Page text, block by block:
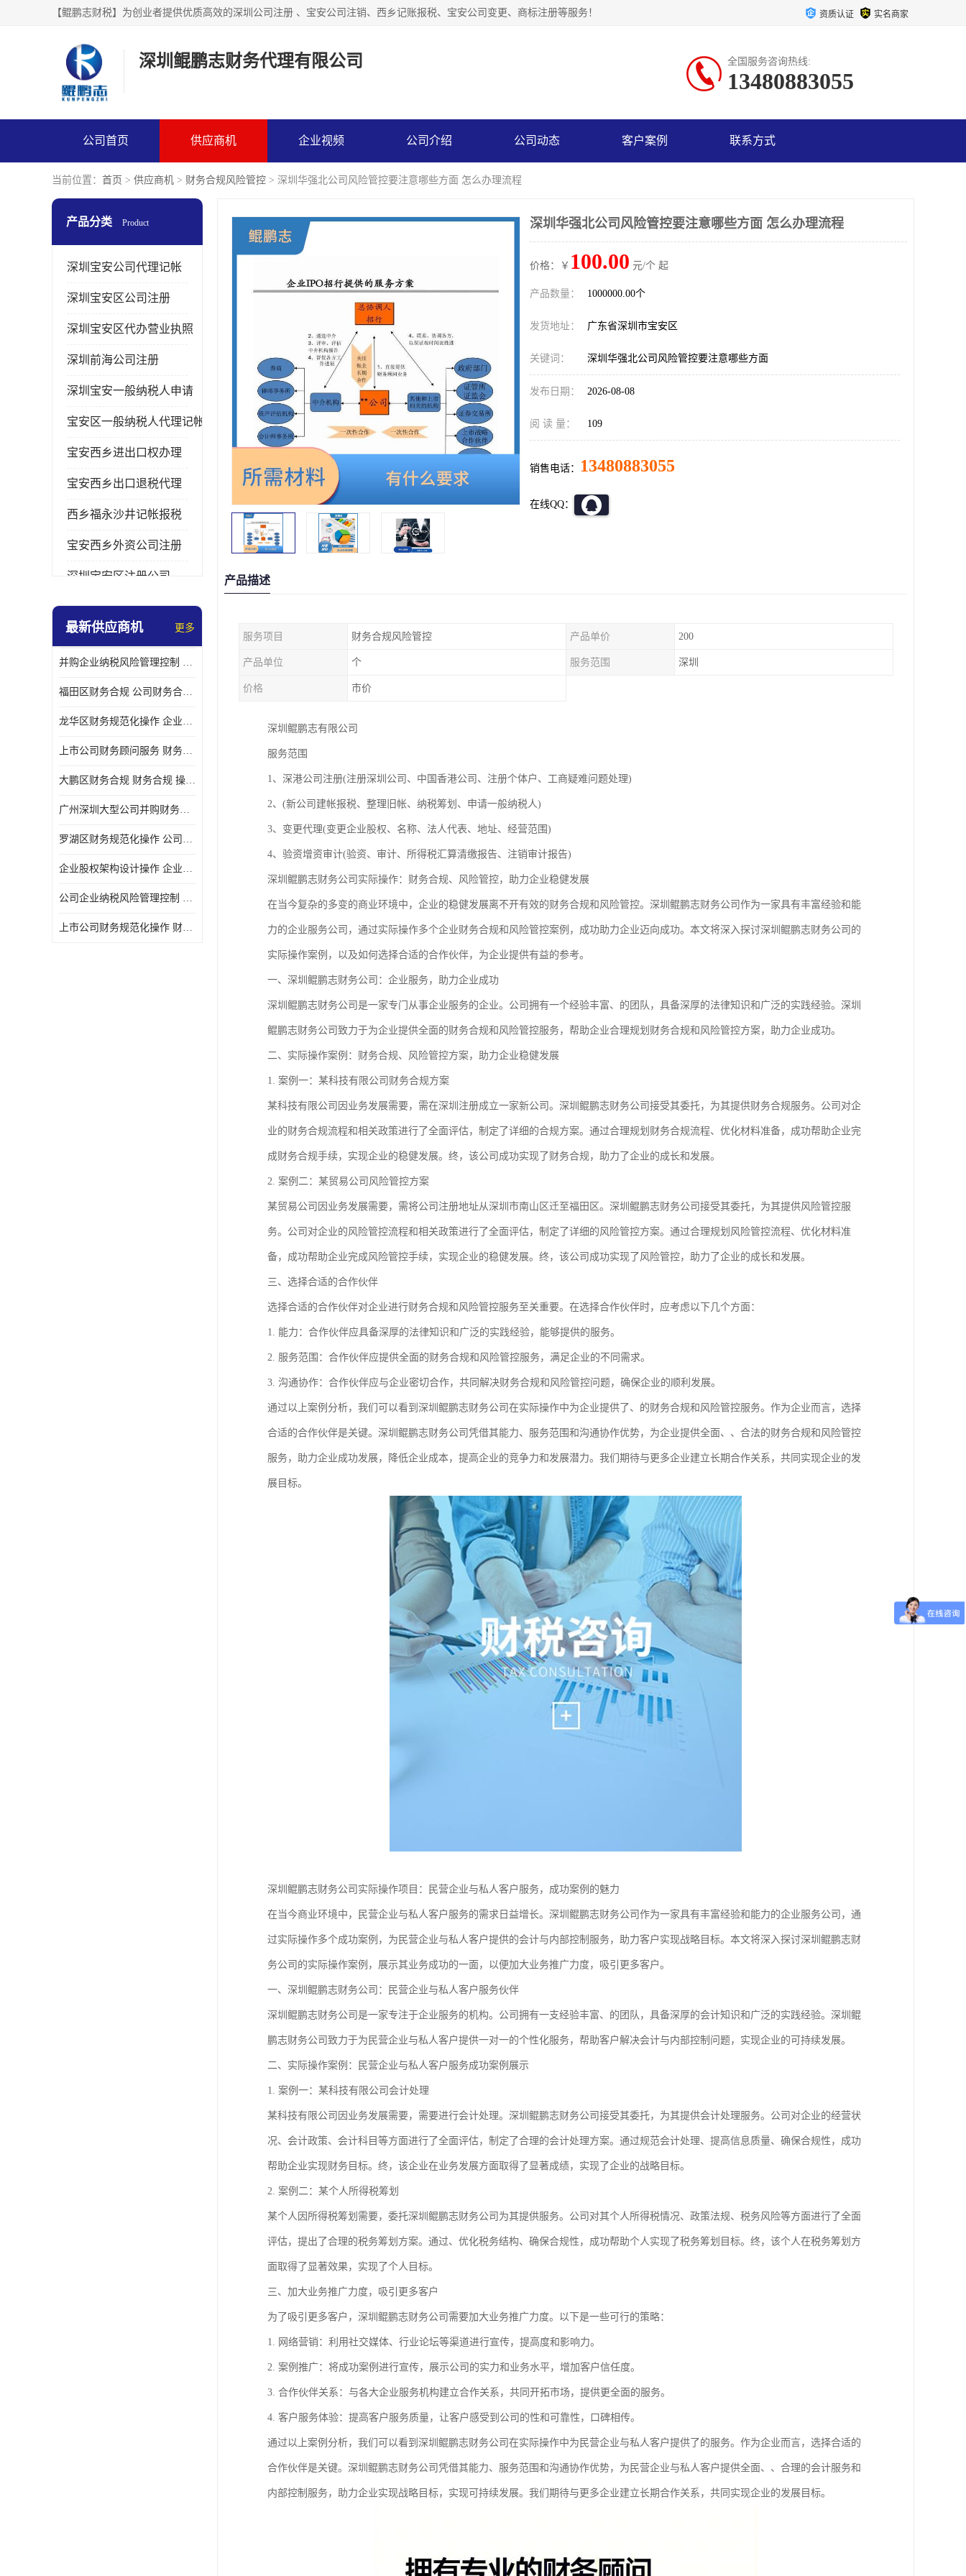
【鲲鹏志财税】为创业者提供优质高效的深圳公司注册 、宝安公司注销、西乡记账报税、宝安公司变更、商标注册等服务！ 资质认证 实名商家
深圳鲲鹏志财务代理有限公司 全国服务咨询热线:
13480883055
公司首页 供应商机 企业视频 公司介绍 公司动态 客户案例 联系方式
当前位置： 首页 > 供应商机 > 财务合规风险管控 > 深圳华强北公司风险管控要注意哪些方面 怎么办理流程
产品分类 Product
深圳宝安公司代理记帐
深圳宝安区公司注册
深圳宝安区代办营业执照
深圳前海公司注册
深圳宝安一般纳税人申请
宝安区一般纳税人代理记帐
宝安西乡进出口权办理
宝安西乡出口退税代理
西乡福永沙井记帐报税
宝安西乡外资公司注册
深圳宝安区注册公司
宝安西乡办理营业执照
宝安西乡代理记帐
注册公司
最新供应商机 更多
并购企业纳税风险管理控制 企业纳税风险管理控制 如何操作
福田区财务合规 公司财务合规 如何处理实现税务*风险
龙华区财务规范化操作 企业纳税风险管理控制 操作起来简单易行
上市公司财务顾问服务 财务合规 如何才能达到目标
大鹏区财务合规 财务合规 操作起来简单易行
广州深圳大型公司并购财务顾问 财务规范化操作 办理要多长时间
罗湖区财务规范化操作 公司财务合规 盛莱企管
企业股权架构设计操作 企业纳税风险管理控制 怎样操作税务合规
公司企业纳税风险管理控制 财务顾问 操作起来简单易行
上市公司财务规范化操作 财务规范化操作 如何操作
深圳华强北公司风险管控要注意哪些方面 怎么办理流程
价格：￥ 100.00 元/个 起
产品数量： 1000000.00个
发货地址： 广东省深圳市宝安区
关键词： 深圳华强北公司风险管控要注意哪些方面
发布日期： 2026-08-08
阅 读 量： 109
销售电话： 13480883055
在线QQ：
产品描述
服务项目 财务合规风险管控 产品单价 200
产品单位 个 服务范围 深圳
价格 市价
深圳鲲鹏志有限公司
服务范围
1、深港公司注册(注册深圳公司、中国香港公司、注册个体户、工商疑难问题处理)
2、(新公司建帐报税、整理旧帐、纳税筹划、申请一般纳税人)
3、变更代理(变更企业股权、名称、法人代表、地址、经营范围)
4、验资增资审计(验资、审计、所得税汇算清缴报告、注销审计报告)
深圳鲲鹏志财务公司实际操作：财务合规、风险管控，助力企业稳健发展
在当今复杂的多变的商业环境中，企业的稳健发展离不开有效的财务合规和风险管控。深圳鲲鹏志财务公司作为一家具有丰富经验和能
力的企业服务公司，通过实际操作多个企业财务合规和风险管控案例，成功助力企业迈向成功。本文将深入探讨深圳鲲鹏志财务公司的
实际操作案例，以及如何选择合适的合作伙伴，为企业提供有益的参考。
一、深圳鲲鹏志财务公司：企业服务，助力企业成功
深圳鲲鹏志财务公司是一家专门从事企业服务的企业。公司拥有一个经验丰富、的团队，具备深厚的法律知识和广泛的实践经验。深圳
鲲鹏志财务公司致力于为企业提供全面的财务合规和风险管控服务，帮助企业合理规划财务合规和风险管控方案，助力企业成功。
二、实际操作案例：财务合规、风险管控方案，助力企业稳健发展
1. 案例一：某科技有限公司财务合规方案
某科技有限公司因业务发展需要，需在深圳注册成立一家新公司。深圳鲲鹏志财务公司接受其委托，为其提供财务合规服务。公司对企
业的财务合规流程和相关政策进行了全面评估，制定了详细的合规方案。通过合理规划财务合规流程、优化材料准备，成功帮助企业完
成财务合规手续，实现企业的稳健发展。终，该公司成功实现了财务合规，助力了企业的成长和发展。
2. 案例二：某贸易公司风险管控方案
某贸易公司因业务发展需要，需将公司注册地址从深圳市南山区迁至福田区。深圳鲲鹏志财务公司接受其委托，为其提供风险管控服
务。公司对企业的风险管控流程和相关政策进行了全面评估，制定了详细的风险管控方案。通过合理规划风险管控流程、优化材料准
备，成功帮助企业完成风险管控手续，实现企业的稳健发展。终，该公司成功实现了风险管控，助力了企业的成长和发展。
三、选择合适的合作伙伴
选择合适的合作伙伴对企业进行财务合规和风险管控服务至关重要。在选择合作伙伴时，应考虑以下几个方面：
1. 能力：合作伙伴应具备深厚的法律知识和广泛的实践经验，能够提供的服务。
2. 服务范围：合作伙伴应提供全面的财务合规和风险管控服务，满足企业的不同需求。
3. 沟通协作：合作伙伴应与企业密切合作，共同解决财务合规和风险管控问题，确保企业的顺利发展。
通过以上案例分析，我们可以看到深圳鲲鹏志财务公司在实际操作中为企业提供了、的财务合规和风险管控服务。作为企业而言，选择
合适的合作伙伴是关键。深圳鲲鹏志财务公司凭借其能力、服务范围和沟通协作优势，为企业提供全面、、合法的财务合规和风险管控
服务，助力企业成功发展，降低企业成本，提高企业的竞争力和发展潜力。我们期待与更多企业建立长期合作关系，共同实现企业的发
展目标。
深圳鲲鹏志财务公司实际操作项目：民营企业与私人客户服务，成功案例的魅力
在当今商业环境中，民营企业与私人客户服务的需求日益增长。深圳鲲鹏志财务公司作为一家具有丰富经验和能力的企业服务公司，通
过实际操作多个成功案例，为民营企业与私人客户提供的会计与内部控制服务，助力客户实现战略目标。本文将深入探讨深圳鲲鹏志财
务公司的实际操作案例，展示其业务成功的一面，以便加大业务推广力度，吸引更多客户。
一、深圳鲲鹏志财务公司：民营企业与私人客户服务伙伴
深圳鲲鹏志财务公司是一家专注于企业服务的机构。公司拥有一支经验丰富、的团队，具备深厚的会计知识和广泛的实践经验。深圳鲲
鹏志财务公司致力于为民营企业与私人客户提供一对一的个性化服务，帮助客户解决会计与内部控制问题，实现企业的可持续发展。
二、实际操作案例：民营企业与私人客户服务成功案例展示
1. 案例一：某科技有限公司会计处理
某科技有限公司因业务发展需要，需要进行会计处理。深圳鲲鹏志财务公司接受其委托，为其提供会计处理服务。公司对企业的经营状
况、会计政策、会计科目等方面进行了全面评估，制定了合理的会计处理方案。通过规范会计处理、提高信息质量、确保合规性，成功
帮助企业实现财务目标。终，该企业在业务发展方面取得了显著成绩，实现了企业的战略目标。
2. 案例二：某个人所得税筹划
某个人因所得税筹划需要，委托深圳鲲鹏志财务公司为其提供服务。公司对其个人所得税情况、政策法规、税务风险等方面进行了全面
评估，提出了合理的税务筹划方案。通过、优化税务结构、确保合规性，成功帮助个人实现了税务筹划目标。终，该个人在税务筹划方
面取得了显著效果，实现了个人目标。
三、加大业务推广力度，吸引更多客户
为了吸引更多客户，深圳鲲鹏志财务公司需要加大业务推广力度。以下是一些可行的策略：
1. 网络营销：利用社交媒体、行业论坛等渠道进行宣传，提高度和影响力。
2. 案例推广：将成功案例进行宣传，展示公司的实力和业务水平，增加客户信任度。
3. 合作伙伴关系：与各大企业服务机构建立合作关系，共同开拓市场，提供更全面的服务。
4. 客户服务体验：提高客户服务质量，让客户感受到公司的性和可靠性，口碑相传。
通过以上案例分析，我们可以看到深圳鲲鹏志财务公司在实际操作中为民营企业与私人客户提供了的服务。作为企业而言，选择合适的
合作伙伴是关键。深圳鲲鹏志财务公司凭借其能力、服务范围和沟通协作优势，为民营企业与私人客户提供全面、、合理的会计服务和
内部控制服务，助力企业实现战略目标，实现可持续发展。我们期待与更多企业建立长期合作关系，共同实现企业的发展目标。